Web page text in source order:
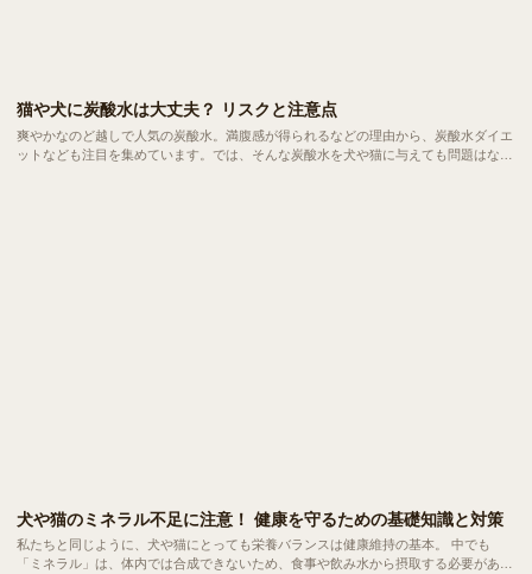
猫や犬に炭酸水は大丈夫？ リスクと注意点
爽やかなのど越しで人気の炭酸水。満腹感が得られるなどの理由から、炭酸水ダイエ
ットなども注目を集めています。では、そんな炭酸水を犬や猫に与えても問題はない
犬や猫のミネラル不足に注意！ 健康を守るための基礎知識と対策
私たちと同じように、犬や猫にとっても栄養バランスは健康維持の基本。 中でも
「ミネラル」は、体内では合成できないため、食事や飲み水から摂取する必要がある